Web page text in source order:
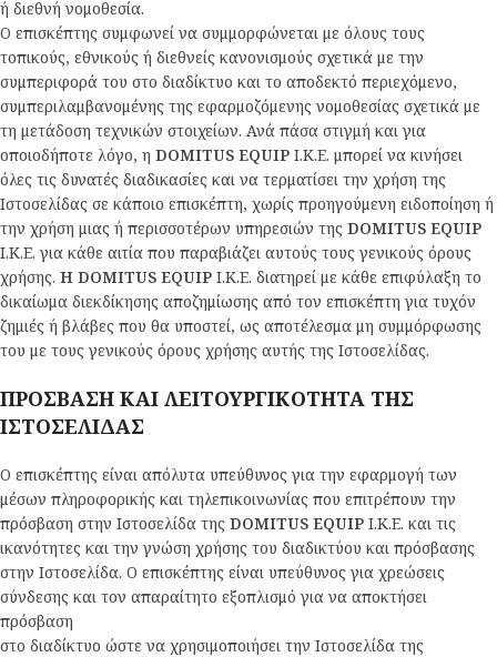
ή διεθνή νομοθεσία.
Ο επισκέπτης συμφωνεί να συμμορφώνεται με όλους τους
τοπικούς, εθνικούς ή διεθνείς κανονισμούς σχετικά με την
συμπεριφορά του στο διαδίκτυο και το αποδεκτό περιεχόμενο,
συμπεριλαμβανομένης της εφαρμοζόμενης νομοθεσίας σχετικά με
τη μετάδοση τεχνικών στοιχείων. Ανά πάσα στιγμή και για
οποιοδήποτε λόγο, η DOMITUS EQUIP Ι.Κ.Ε. μπορεί να κινήσει
όλες τις δυνατές διαδικασίες και να τερματίσει την χρήση της
Ιστοσελίδας σε κάποιο επισκέπτη, χωρίς προηγούμενη ειδοποίηση ή
την χρήση μιας ή περισσοτέρων υπηρεσιών της DOMITUS EQUIP
Ι.Κ.Ε. για κάθε αιτία που παραβιάζει αυτούς τους γενικούς όρους
χρήσης. Η DOMITUS EQUIP Ι.Κ.Ε. διατηρεί με κάθε επιφύλαξη το
δικαίωμα διεκδίκησης αποζημίωσης από τον επισκέπτη για τυχόν
ζημιές ή βλάβες που θα υποστεί, ως αποτέλεσμα μη συμμόρφωσης
του με τους γενικούς όρους χρήσης αυτής της Ιστοσελίδας.
ΠΡΟΣΒΑΣΗ ΚΑΙ ΛΕΙΤΟΥΡΓΙΚΟΤΗΤΑ ΤΗΣ
ΙΣΤΟΣΕΛΙΔΑΣ
Ο επισκέπτης είναι απόλυτα υπεύθυνος για την εφαρμογή των
μέσων πληροφορικής και τηλεπικοινωνίας που επιτρέπουν την
πρόσβαση στην Ιστοσελίδα της DOMITUS EQUIP Ι.Κ.Ε. και τις
ικανότητες και την γνώση χρήσης του διαδικτύου και πρόσβασης
στην Ιστοσελίδα. Ο επισκέπτης είναι υπεύθυνος για χρεώσεις
σύνδεσης και τον απαραίτητο εξοπλισμό για να αποκτήσει
πρόσβαση
στο διαδίκτυο ώστε να χρησιμοποιήσει την Ιστοσελίδα της